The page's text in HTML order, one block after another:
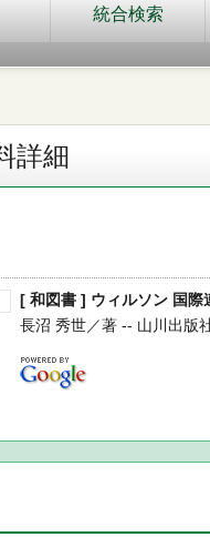
統合検索
詳細
[ 和図書 ] ウィルソン 国際
長沼 秀世／著 -- 山川出版